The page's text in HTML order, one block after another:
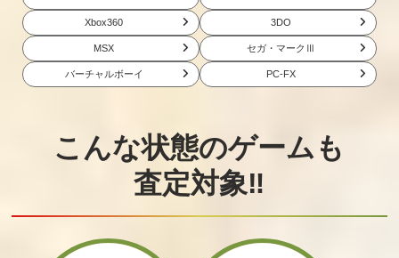
グ＆サウンドエ
ディション
買取価格
810
買取価格
800
買取価格
スカルガールズ
2ndアンコール S
kull Heart Box
800
相州戦神館學園
八命陣 天の刻 通
常版
買取価格
800
DEAD OR ALIVE
Xtreme3 Venus
800
Xbox360 3DO
MSX セガ・マークⅢ
バーチャルボーイ PC-FX
こんな状態のゲームも
査定対象‼